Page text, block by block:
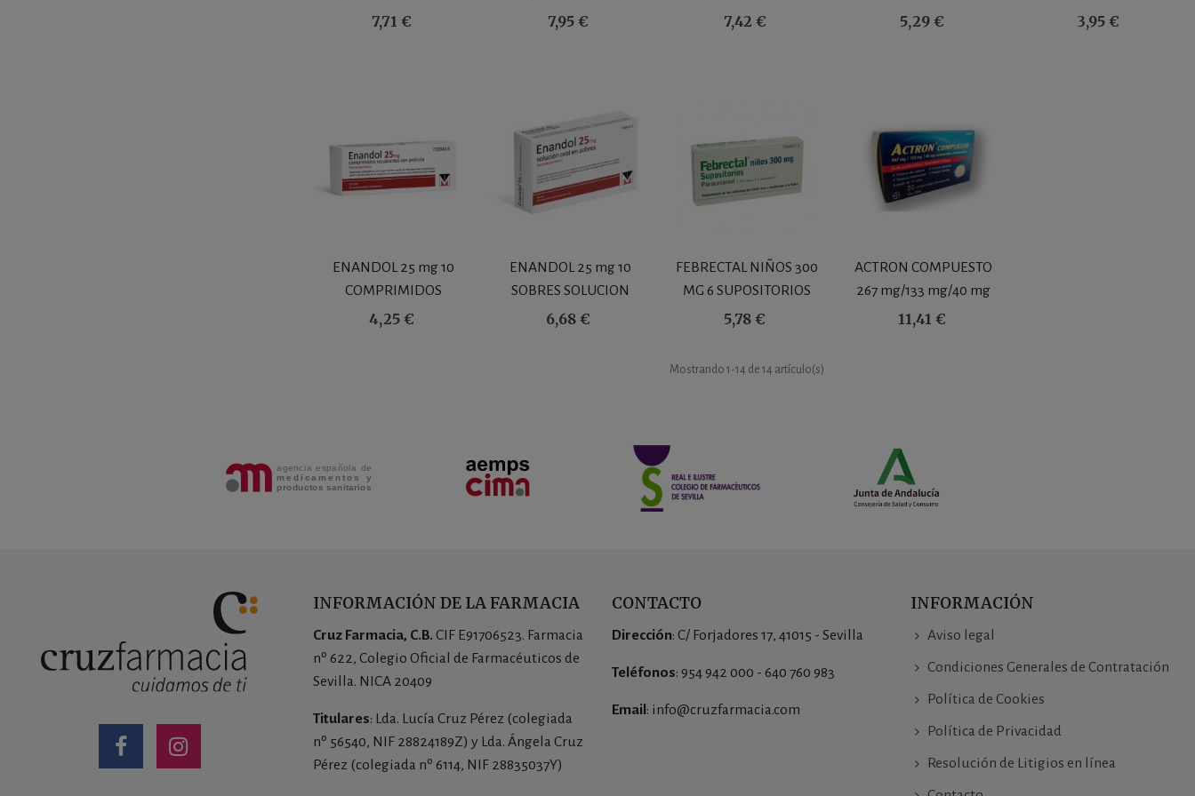
FRASCO 150 ml
7,71 €
BLANDAS
7,95 €
COMPRIMIDOS
7,42 €
RECUBIERTOS
5,29 €
COMPRIMIDOS
3,95 €
ENANDOL 25 mg 10
COMPRIMIDOS
RECUBIERTOS
4,25 €
ENANDOL 25 mg 10
SOBRES SOLUCION
ORAL 10 ml
6,68 €
FEBRECTAL NIÑOS 300
MG 6 SUPOSITORIOS
5,78 €
ACTRON COMPUESTO
267 mg/133 mg/40 mg
20 COMPRIMIDOS
11,41 €
Mostrando 1 -14 de 14 artículo(s)
INFORMACIÓN DE LA FARMACIA
Cruz Farmacia, C.B. CIF E91706523. Farmacia
nº 622, Colegio Oficial de Farmacéuticos de
Sevilla. NICA 20409
Titulares: Lda. Lucía Cruz Pérez (colegiada
nº 56540, NIF 28824189Z) y Lda. Ángela Cruz
Pérez (colegiada nº 6114, NIF 28835037Y)
CONTACTO
Dirección: C/ Forjadores 17, 41015 - Sevilla
Teléfonos: 954 942 000 - 640 760 983
Email: info@cruzfarmacia.com
INFORMACIÓN
Aviso legal
Condiciones Generales de Contratación
Política de Cookies
Política de Privacidad
Resolución de Litigios en línea